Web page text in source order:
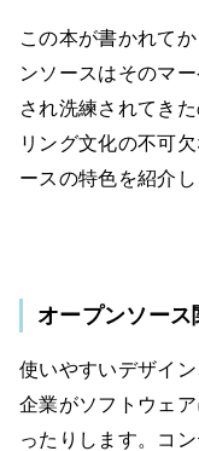
この本が書かれて
ンソースはそのマ
され洗練されてき
リング文化の不可
ースの特色を紹介し
オープンソース
使いやすいデザイ
企業がソフトウェ
ったりします。コ